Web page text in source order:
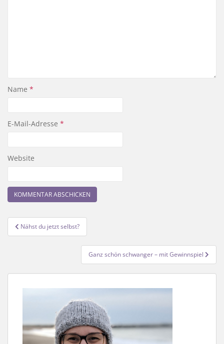
Name *
E-Mail-Adresse *
Website
Beitragsnavigation
Nähst du jetzt selbst?
Ganz schön schwanger – mit Gewinnspiel